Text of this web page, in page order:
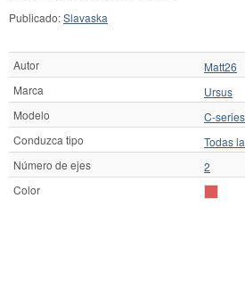
Publicado:Slavaska
Autor
Matt26
Marca
Ursus
Modelo
C-series
Conduzca tipo
Todas
Número de ejes
2
Color